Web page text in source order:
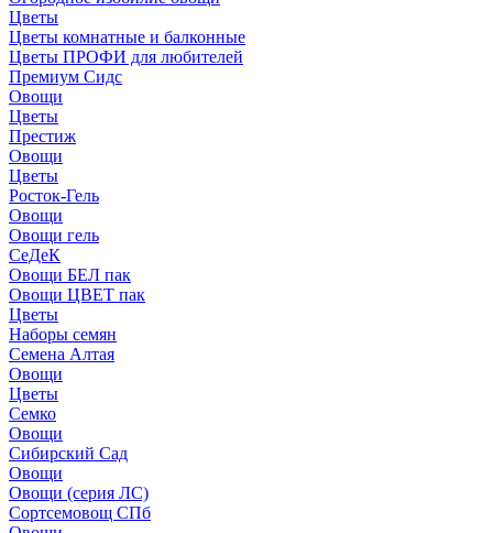
Цветы
Цветы комнатные и балконные
Цветы ПРОФИ для любителей
Премиум Сидс
Овощи
Цветы
Престиж
Овощи
Цветы
Росток-Гель
Овощи
Овощи гель
СеДеК
Овощи БЕЛ пак
Овощи ЦВЕТ пак
Цветы
Наборы семян
Семена Алтая
Овощи
Цветы
Семко
Овощи
Сибирский Сад
Овощи
Овощи (серия ЛС)
Сортсемовощ СПб